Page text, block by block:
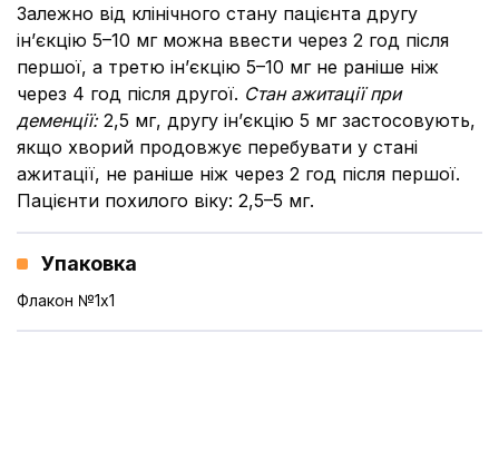
Залежно від клінічного стану пацієнта другу
ін’єкцію 5–10 мг можна ввести через 2 год після
першої, а третю ін’єкцію 5–10 мг не раніше ніж
через 4 год після другої. Стан ажитації при
деменції:2,5 мг, другу ін’єкцію 5 мг застосовують,
якщо хворий продовжує перебувати у стані
ажитації, не раніше ніж через 2 год після першої.
Пацієнти похилого віку: 2,5–5 мг.
Упаковка
Флакон №1x1